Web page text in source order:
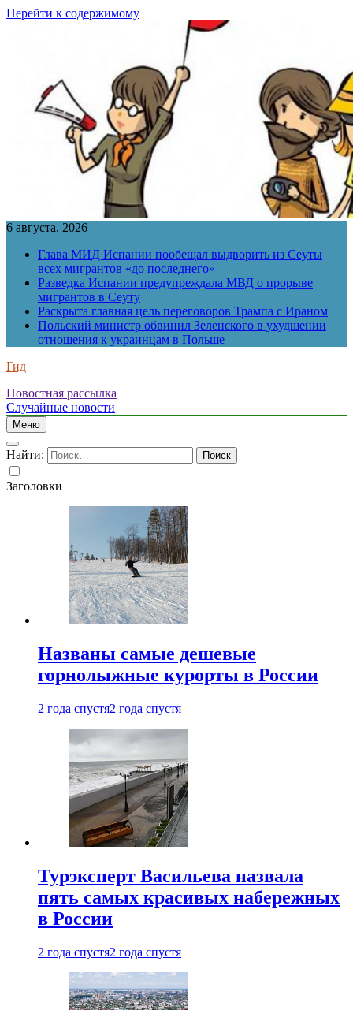
Перейти к содержимому
6 августа, 2026
Глава МИД Испании пообещал выдворить из Сеуты
всех мигрантов «до последнего»
Разведка Испании предупреждала МВД о прорыве
мигрантов в Сеуту
Раскрыта главная цель переговоров Трампа с Ираном
Польский министр обвинил Зеленского в ухудшении
отношения к украинцам в Польше
Гид
Новостная рассылка
Случайные новости
Меню
Найти:
Заголовки
Названы самые дешевые
горнолыжные курорты в России
2 года спустя2 года спустя
Турэксперт Васильева назвала
пять самых красивых набережных
в России
2 года спустя2 года спустя